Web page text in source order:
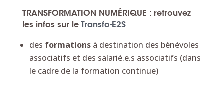
TRANSFORMATION NUMÉRIQUE : retrouvez
les infos sur leTransfo-E2S
des formationsà destination des bénévoles
associatifs et des salarié.e.s associatifs (dans
le cadre de la formation continue)